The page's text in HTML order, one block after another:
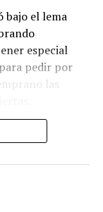
bajo el lema
especial
pedir por
las
Moreno al
que recorrió
y fieles se
y distintas